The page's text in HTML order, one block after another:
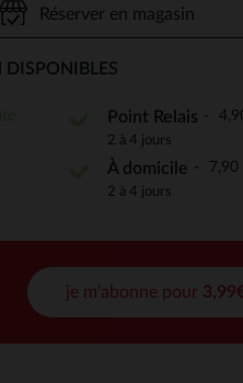
de confidentialité, en
Réserver en magasin
Point Relais
2 à 4 jours
À domicile 7,90
2 à 4 jours
je m'abonne pour